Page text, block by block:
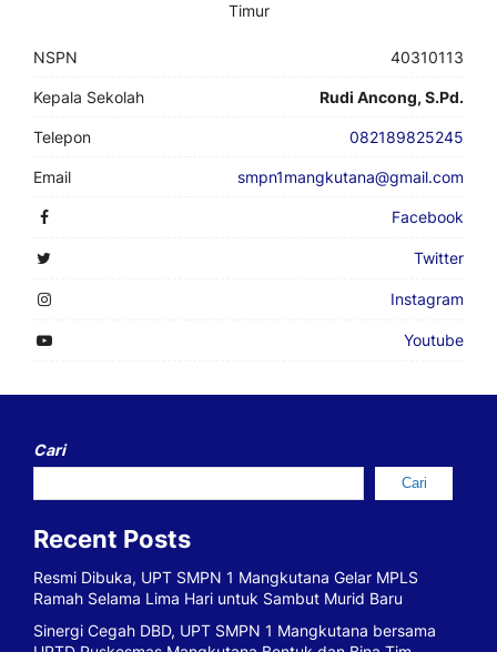
Timur
NSPN 40310113
Kepala Sekolah Rudi Ancong, S.Pd.
Telepon 082189825245
Email smpn1mangkutana@gmail.com
Facebook
Twitter
Instagram
Youtube
Cari
Cari
Recent Posts
Resmi Dibuka, UPT SMPN 1 Mangkutana Gelar MPLS
Ramah Selama Lima Hari untuk Sambut Murid Baru
Sinergi Cegah DBD, UPT SMPN 1 Mangkutana bersama